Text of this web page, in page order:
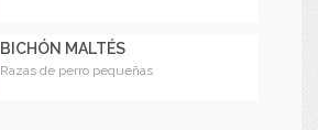
BICHÓN MALTÉS
Razas de perro pequeñas